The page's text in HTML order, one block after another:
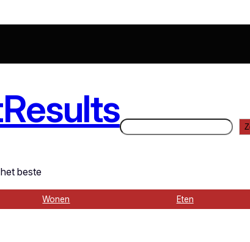
beste
Zoeken
Wonen Eten